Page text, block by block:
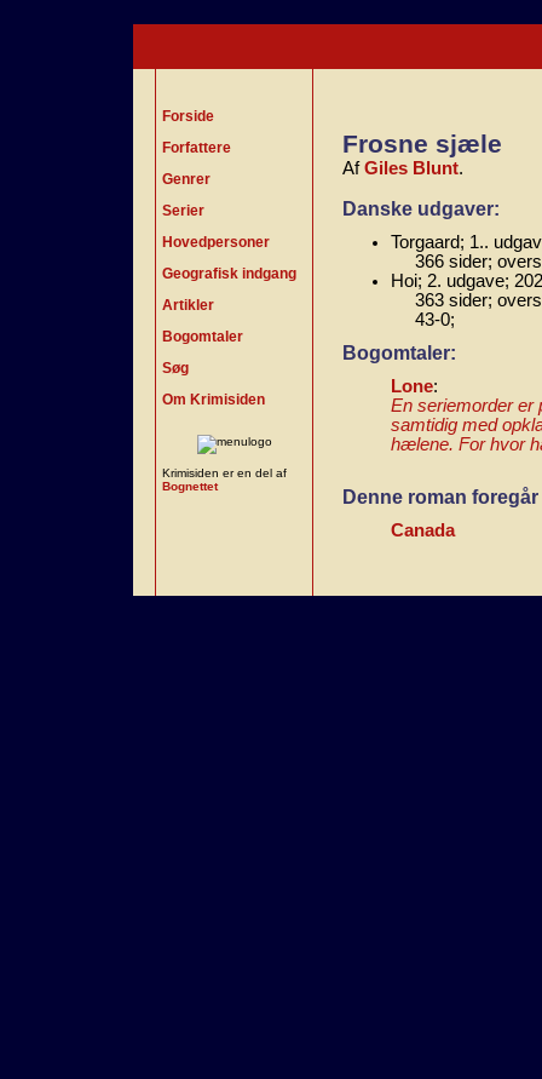
Forside
Forfattere
Genrer
Serier
Hovedpersoner
Geografisk indgang
Artikler
Bogomtaler
Søg
Om Krimisiden
Krimisiden er en del af
Bognettet
Frosne sjæle
AfGiles Blunt.
Danske udgaver:
Torgaard; 1..
366 sider;
Hoi; 2. udgave;
363 sider;
43-0;
Bogomtaler:
Lone:
En seriemorder er
samtidig med
hælene. For hvor
Denne roman
Canada